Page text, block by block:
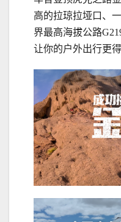
高的拉琼拉垭口、
界最高海拔公路
让你的户外出行更得